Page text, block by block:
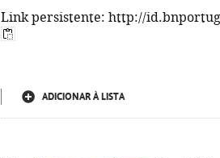
Link persistente: http://
ADICIONAR À LISTA